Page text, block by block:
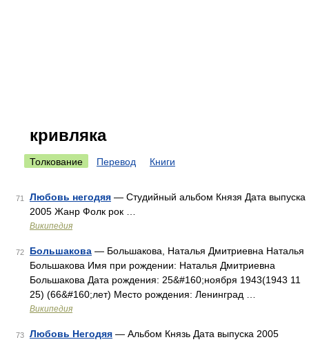
кривляка
Толкование Перевод Книги
71 Любовь негодяя — Студийный альбом Князя Дата выпуска
2005 Жанр Фолк рок …
Википедия
72 Большакова — Большакова, Наталья Дмитриевна Наталья
Большакова Имя при рождении: Наталья Дмитриевна
Большакова Дата рождения: 25&#160;ноября 1943(1943 11
25) (66&#160;лет) Место рождения: Ленинград …
Википедия
73 Любовь Негодяя — Альбом Князь Дата выпуска 2005